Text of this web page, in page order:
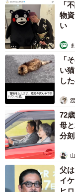
「
物
い
「
い
し
72
母
分
父
イ